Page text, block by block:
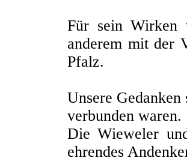
Für sein Wirken
anderem mit der
Pfalz.
Unsere
verbunden waren.
Die Wieweler
ehrendes